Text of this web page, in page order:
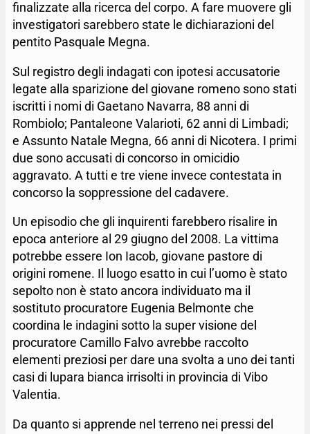
finalizzate alla ricerca del corpo. A fare muovere gli
investigatori sarebbero state le dichiarazioni del
pentito Pasquale Megna.
Sul registro degli indagati con ipotesi accusatorie
legate alla sparizione del giovane romeno sono stati
iscritti i nomi di Gaetano Navarra, 88 anni di
Rombiolo; Pantaleone Valarioti, 62 anni di Limbadi;
e Assunto Natale Megna, 66 anni di Nicotera. I primi
due sono accusati di concorso in omicidio
aggravato. A tutti e tre viene invece contestata in
concorso la soppressione del cadavere.
Un episodio che gli inquirenti farebbero risalire in
epoca anteriore al 29 giugno del 2008. La vittima
potrebbe essere Ion Iacob, giovane pastore di
origini romene. Il luogo esatto in cui l’uomo è stato
sepolto non è stato ancora individuato ma il
sostituto procuratore Eugenia Belmonte che
coordina le indagini sotto la super visione del
procuratore Camillo Falvo avrebbe raccolto
elementi preziosi per dare una svolta a uno dei tanti
casi di lupara bianca irrisolti in provincia di Vibo
Valentia.
Da quanto si apprende nel terreno nei pressi del